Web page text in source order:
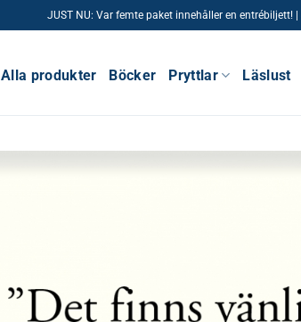
JUST NU: Var femte paket innehåller en
Alla produkter Böcker Pryttlar Läslust